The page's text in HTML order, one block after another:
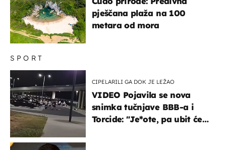
SPORT
CIPELARILI GA DOK JE LEŽAO
VIDEO Pojavila se nova
snimka tučnjave BBB-a i
Torcide: "Je*ote, pa ubit će
pješčana plaža na 100
metara od mora